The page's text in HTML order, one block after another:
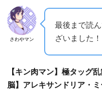
さわやマン
最後まで読
ざいました！
【キン肉マン】極タッグ
脳】アレキサンドリア・